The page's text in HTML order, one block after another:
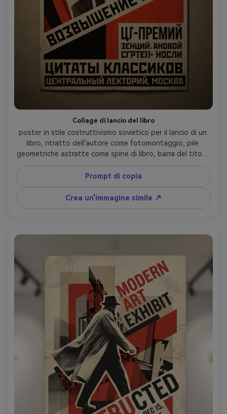
Collage di lancio del libro
poster in stile costruttivismo sovietico per il lancio di un
libro, ritratto dell'autore come fotomontaggio, pile
geometriche astratte come spine di libro, barra del titolo
diagonale, tavolozza rosso-nero bianco spento limitata,
texture di serigrafia approssimativa, segnaposto
tipografia in grassetto per citazioni e luogo, forte
allineamento della griglia, look iconico d'avanguardia,
obiettivo 85mm, profondità di campo bassa, illuminazione
Prompt di copia
Crea un'immagine simile ↗